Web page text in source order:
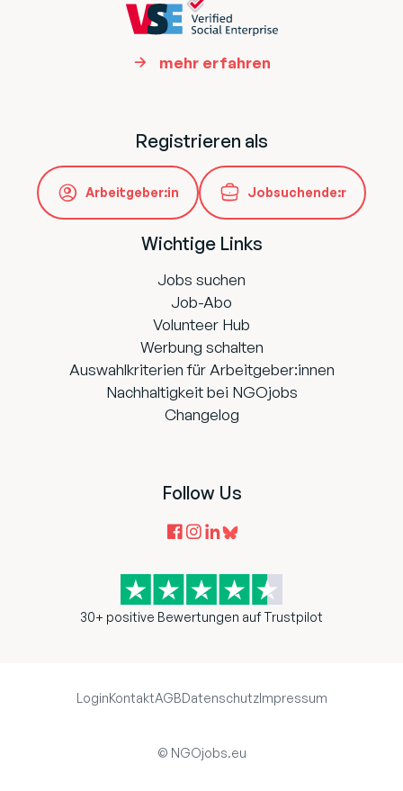
mehr erfahren
Registrieren als
Arbeitgeber:in Jobsuchende:r
Wichtige Links
Jobs suchen
Job-Abo
Volunteer Hub
Werbung schalten
Auswahlkriterien für Arbeitgeber:innen
Nachhaltigkeit bei NGOjobs
Changelog
Follow Us
30+ positive Bewertungen auf Trustpilot
LoginKontaktAGBDatenschutzImpressum
© NGOjobs.eu